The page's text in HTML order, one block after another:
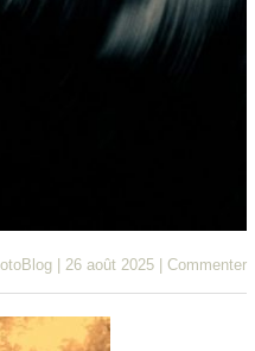
26 août 2025 Commenter